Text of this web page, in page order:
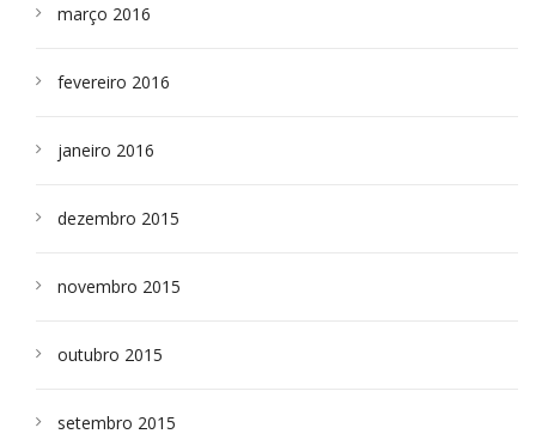
março 2016
fevereiro 2016
janeiro 2016
dezembro 2015
novembro 2015
outubro 2015
setembro 2015